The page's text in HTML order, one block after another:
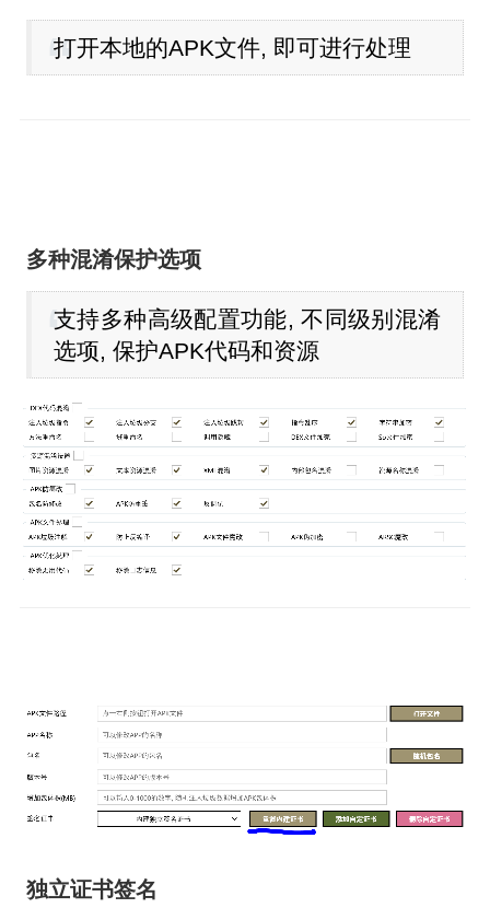
打开本地的APK文件, 即可进行处理
多种混淆保护选项
支持多种高级配置功能, 不同级别混淆
选项, 保护APK代码和资源
独立证书签名